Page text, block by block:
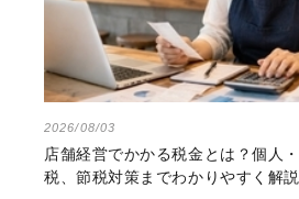
2026/08/03
店舗経営でかかる税金とは？個人
税、節税対策までわかりやすく解説